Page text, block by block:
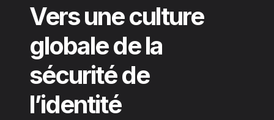
Vers une culture
globale de la
sécurité de
l’identité